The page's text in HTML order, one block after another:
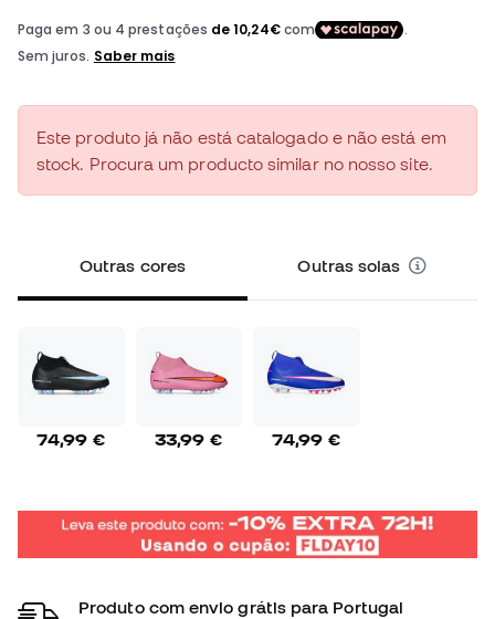
Este produto já não está catalogado e não está em
stock. Procura um producto similar no nosso site.
Outras cores Outras solas
74,99 € 33,99 € 74,99 €
Produto com envio grátis para Portugal